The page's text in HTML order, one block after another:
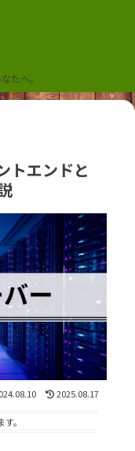
たへ。
トエンドと
2025.08.17
。